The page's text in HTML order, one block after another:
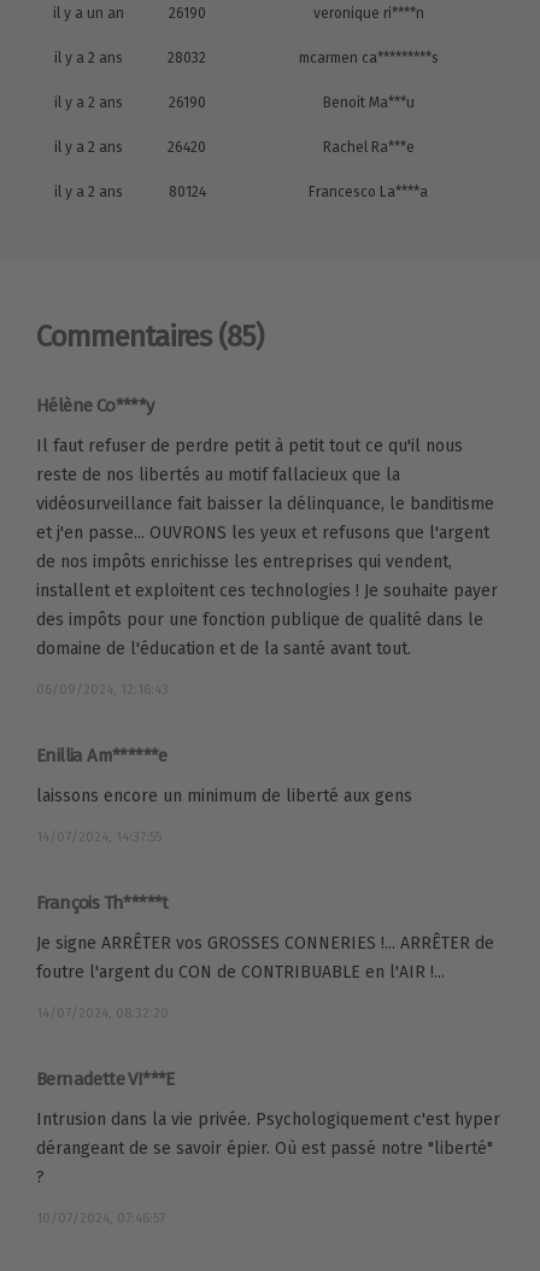
il y a un an 26190 veronique ri****n
il y a 2 ans 28032 mcarmen ca*********s
il y a 2 ans 26190 Benoit Ma***u
il y a 2 ans 26420 Rachel Ra***e
il y a 2 ans 80124 Francesco La****a
Commentaires (85)
Hélène Co****y
Il faut refuser de perdre petit à petit tout ce qu'il nous
reste de nos libertés au motif fallacieux que la
vidéosurveillance fait baisser la délinquance, le banditisme
et j'en passe... OUVRONS les yeux et refusons que l'argent
de nos impôts enrichisse les entreprises qui vendent,
installent et exploitent ces technologies ! Je souhaite payer
des impôts pour une fonction publique de qualité dans le
domaine de l'éducation et de la santé avant tout.
06/09/2024, 12:16:43
Enillia Am******e
laissons encore un minimum de liberté aux gens
14/07/2024, 14:37:55
François Th*****t
Je signe ARRÊTER vos GROSSES CONNERIES !... ARRÊTER de
foutre l'argent du CON de CONTRIBUABLE en l'AIR !...
14/07/2024, 08:32:20
Bernadette VI***E
Intrusion dans la vie privée. Psychologiquement c'est hyper
dérangeant de se savoir épier. Où est passé notre "liberté"
?
10/07/2024, 07:46:57